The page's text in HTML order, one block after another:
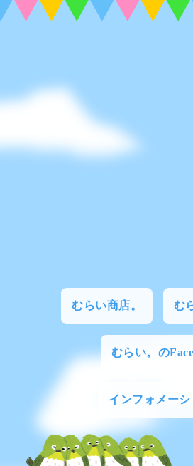
むらい商店。 む
むらい。の
インフォメーシ